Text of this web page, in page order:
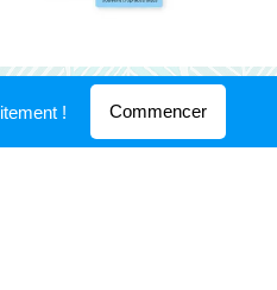
de
! Commencer